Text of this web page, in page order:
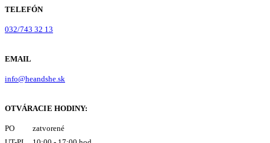
TELEFÓN
032/743 32 13
EMAIL
info@heandshe.sk
OTVÁRACIE HODINY:
PO zatvorené